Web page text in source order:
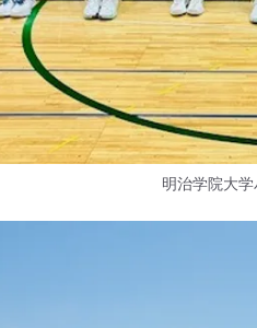
明治学院大